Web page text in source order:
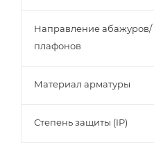
Направление абажуров/
плафонов
Материал арматуры
Степень защиты (IP)